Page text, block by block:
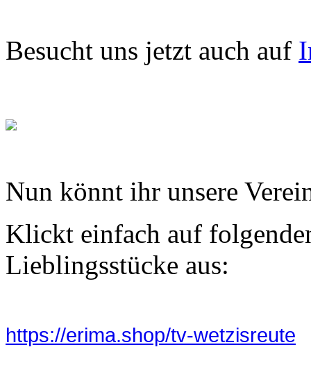
Besucht uns jetzt auch auf
Nun könnt ihr unsere
Klickt einfach auf
Lieblingsstücke aus:
https://erima.shop/tv-wetzisreute